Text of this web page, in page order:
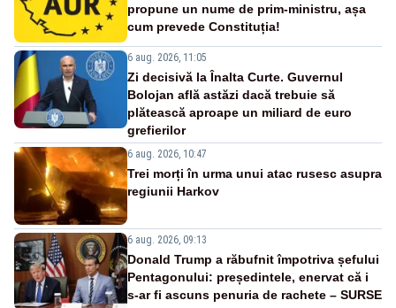
propune un nume de prim-ministru, așa
cum prevede Constituția!
6 aug. 2026, 11:05
Zi decisivă la Înalta Curte. Guvernul
Bolojan află astăzi dacă trebuie să
plătească aproape un miliard de euro
grefierilor
6 aug. 2026, 10:47
Trei morți în urma unui atac rusesc asupra
regiunii Harkov
6 aug. 2026, 09:13
Donald Trump a răbufnit împotriva șefului
Pentagonului: președintele, enervat că i
s-ar fi ascuns penuria de rachete – SURSE